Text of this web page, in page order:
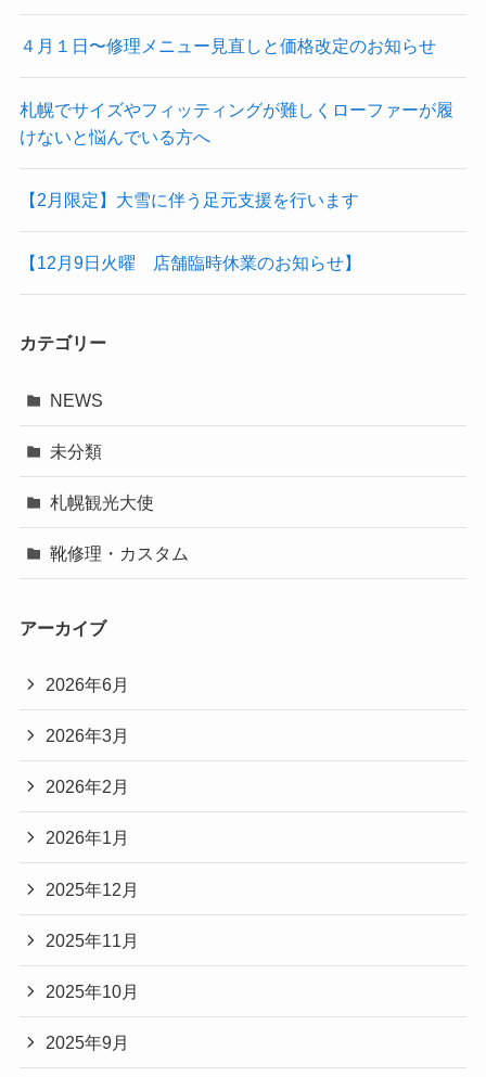
４月１日〜修理メニュー見直しと価格改定のお知らせ
札幌でサイズやフィッティングが難しくローファーが履
けないと悩んでいる方へ
【2月限定】大雪に伴う足元支援を行います
【12月9日火曜 店舗臨時休業のお知らせ】
カテゴリー
NEWS
未分類
札幌観光大使
靴修理・カスタム
アーカイブ
2026年6月
2026年3月
2026年2月
2026年1月
2025年12月
2025年11月
2025年10月
2025年9月